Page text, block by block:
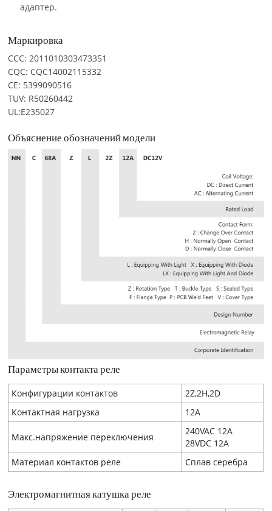
адаптер.
Маркировка
CCC: 2011010303473351
CQC: CQC14002115332
CE: 5399090516
TUV: R50260442
UL:E235027
Объяснение обозначений модели
Параметры контакта реле
Конфигурации контактов
2Z,2H,2D
Контактная нагрузка
12A
Макс.напряжение переключения
240VAC 12A
28VDC 12A
Материал контактов реле
Сплав серебра
Электромагнитная катушка реле